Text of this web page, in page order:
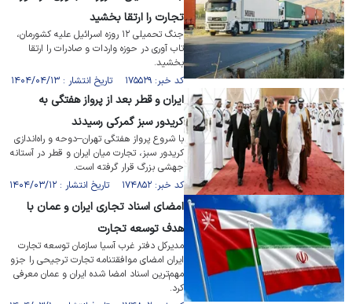
تجارت را ارتقا بخشید
جنگ تحمیلی ۱۲ روزه اسرائیل علیه کشورمان،
تاب آوری در حوزه واردات و صادرات را ارتقا
بخشید.
کد خبر: ۱۷۵۵۲۹ تاریخ انتشار : ۱۴۰۴/۰۴/۱۳
ایران و قطر بعد از پرواز هفتگی به
کریدور سبز گمرکی رسیدند
با شروع پرواز هفتگی تهران–دوحه و راه‌اندازی
کریدور سبز، تجارت میان ایران و قطر در آستانه
جهشی بزرگ قرار گرفته است.
کد خبر: ۱۷۴۸۵۲ تاریخ انتشار : ۱۴۰۴/۰۳/۱۲
امضای اسناد تجاری ایران و عمان با
هدف توسعه تجارت
مدیرکل دفتر غرب آسیا سازمان توسعه تجارت
ایران امضای موافقتنامه تجارت ترجیحی را جزو
مهم‌ترین اسناد امضا شده ایران و عمان معرفی
کرد.